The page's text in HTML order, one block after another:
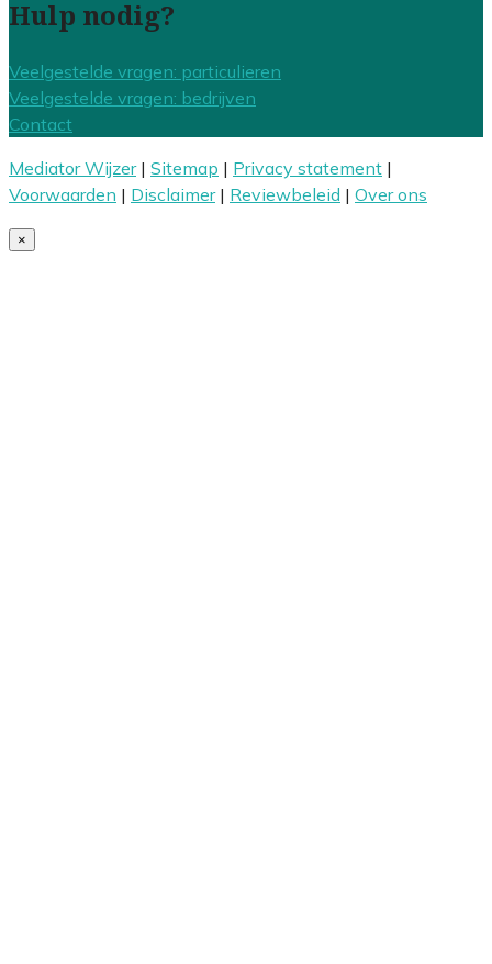
Hulp nodig?
Veelgestelde vragen: particulieren
Veelgestelde vragen: bedrijven
Contact
Mediator Wijzer| Sitemap | Privacy statement |
Voorwaarden | Disclaimer| Reviewbeleid | Over ons
×